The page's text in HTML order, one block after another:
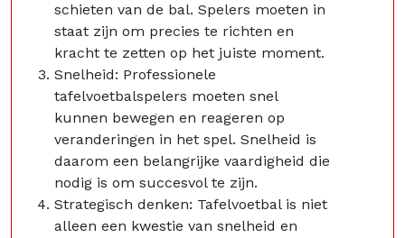
schieten van de bal. Spelers moeten in
staat zijn om precies te richten en
kracht te zetten op het juiste moment.
Snelheid: Professionele
tafelvoetbalspelers moeten snel
kunnen bewegen en reageren op
veranderingen in het spel. Snelheid is
daarom een belangrijke vaardigheid die
nodig is om succesvol te zijn.
Strategisch denken: Tafelvoetbal is niet
alleen een kwestie van snelheid en